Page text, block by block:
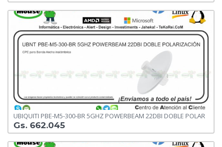
UBIQUITI PBE-M5-300-BR 5GHZ POWERBEAM 22DBI DOBLE POLAR
Gs. 662.045